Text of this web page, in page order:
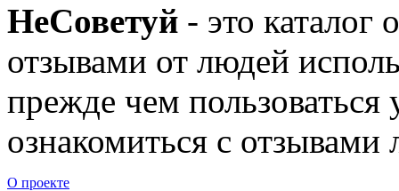
НеСоветуй - это каталог
отзывами от людей
прежде чем
ознакомиться с отзывами
О проекте